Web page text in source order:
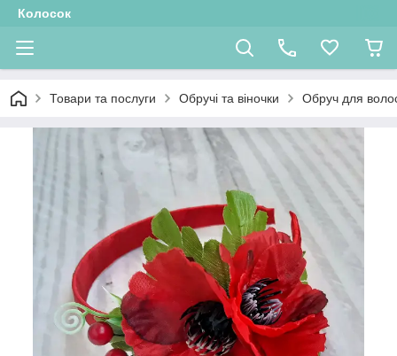
Колосок
Товари та послуги Обручі та віночки Обруч для